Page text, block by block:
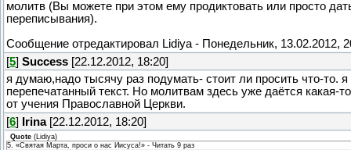
молитв (Вы можете при этом ему продиктовать или просто
переписывания).
Сообщение отредактировал Lidiya - Понедельник, 13.02.2012,
[5] Success [22.12.2012, 18:20]
я думаю,надо тысячу раз подумать- стоит ли просить что-то.
перепечатанный текст. Но молитвам здесь уже даётся какая-
от учения Православной Церкви.
[6] Irina[22.12.2012, 18:20]
Quote ( Lidiya)
5. «Святая Марта, проси о нас Иисуса!» - Читать 9 раз